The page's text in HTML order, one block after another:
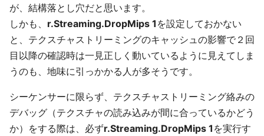
が、結構落とし穴だと思います。
しかも、 r.Streaming.DropMips 1 を設定しておかない
と、テクスチャストリーミングのキャッシュの影響で２回
目以降の確認時は一見正しく動いているように見えてしま
うのも、地味に引っかかる人が多そうです。
シーケンサーに限らず、テクスチャストリーミング絡みの
デバッグ（テクスチャの読み込みが間に合っているかどう
か）をする際は、必ずr.Streaming.DropMips 1 を実行す